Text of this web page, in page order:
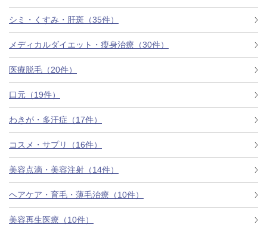
初めての方へ
お悩みで探す
医師紹介
アクセス
西梅田から徒歩2分
ついて
シミ・くすみ・肝斑（35件）
メディカルダイエット・瘦身治療（30件）
医療脱毛（20件）
口元（19件）
わきが・多汗症（17件）
コスメ・サプリ（16件）
美容点滴・美容注射（14件）
ヘアケア・育毛・薄毛治療（10件）
美容再生医療（10件）